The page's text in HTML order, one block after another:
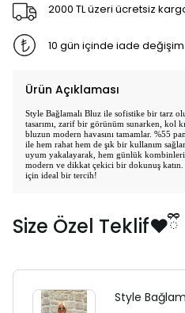
2000 TL üzeri ücretsiz
10 gün içinde iade değişim
Ürün Açıklaması
Style Bağlamalı Bluz ile sofistike bir tarz
tasarımı, zarif bir görünüm sunarken, kol
bluzun modern havasını tamamlar. %55
ile hem rahat hem de şık bir kullanım
uyum yakalayarak, hem günlük
modern ve dikkat çekici bir dokunuş katın.
için ideal bir tercih!
Size Özel Teklif❤️ྀི
Style